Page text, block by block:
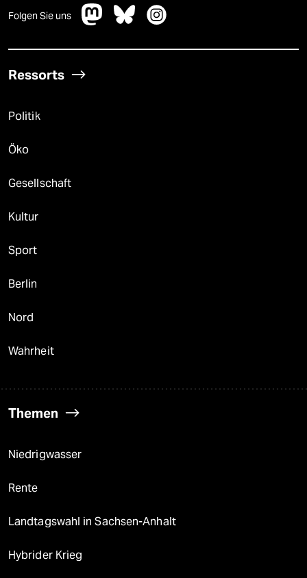
Folgen Sie uns
Ressorts
Politik
Öko
Gesellschaft
Kultur
Sport
Berlin
Nord
Wahrheit
Themen
Niedrigwasser
Rente
Landtagswahl in Sachsen-Anhalt
Hybrider Krieg